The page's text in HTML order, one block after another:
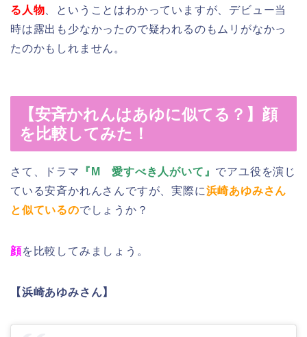
る人物 、ということはわかっていますが、デビュー当
時は露出も少なかったので疑われるのもムリがなかっ
たのかもしれません。
【安斉かれんはあゆに似てる？】顔
を比較してみた！
さて、ドラマ 『M 愛すべき人がいて』 でアユ役を演じ
ている安斉かれんさんですが、実際に浜崎あゆみさん
と似ているのでしょうか？
顔を比較してみましょう。
【浜崎あゆみさん】